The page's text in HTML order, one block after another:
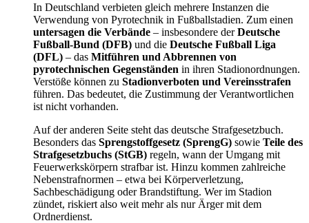
In Deutschland verbieten gleich mehrere Instanzen die
Verwendung von Pyrotechnik in Fußballstadien. Zum einen
untersagen die Verbände – insbesondere derDeutsche
Fußball-Bund (DFB) und die Deutsche Fußball Liga
(DFL) – das Mitführen und Abbrennen von
pyrotechnischen Gegenständen in ihren Stadionordnungen.
Verstöße können zu Stadionverboten und Vereinsstrafen
führen. Das bedeutet, die Zustimmung der Verantwortlichen
ist nicht vorhanden.
Auf der anderen Seite steht das deutsche Strafgesetzbuch.
Besonders das Sprengstoffgesetz (SprengG) sowie Teile des
Strafgesetzbuchs (StGB) regeln, wann der Umgang mit
Feuerwerkskörpern strafbar ist. Hinzu kommen zahlreiche
Nebenstrafnormen – etwa bei Körperverletzung,
Sachbeschädigung oder Brandstiftung. Wer im Stadion
zündet, riskiert also weit mehr als nur Ärger mit dem
Ordnerdienst.